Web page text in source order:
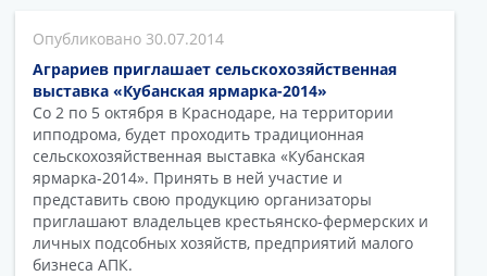
30.07.2014
Аграриев приглашает сельскохозяйственная
выставка «Кубанская ярмарка-2014»
Со 2 по 5 октября в Краснодаре, на территории
ипподрома, будет проходить традиционная
сельскохозяйственная выставка «Кубанская
ярмарка-2014». Принять в ней участие и
представить свою продукцию организаторы
приглашают владельцев крестьянско-фермерских и
личных подсобных хозяйств, предприятий малого
бизнеса АПК.